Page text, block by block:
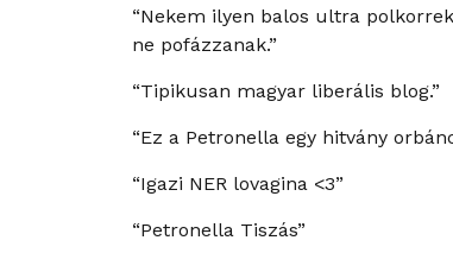
“Nekem ilyen balos ultra
ne pofázzanak.”
“Tipikusan magyar liberális blog.”
“Ez a Petronella egy hitvány
“Igazi NER lovagina <3”
“Petronella Tiszás”